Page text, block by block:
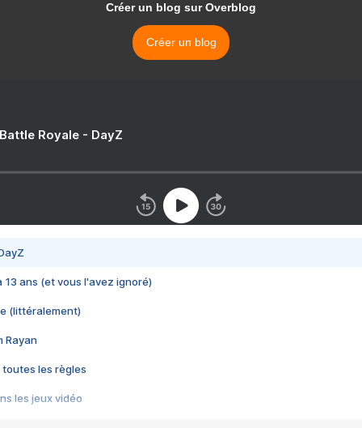
Créer un blog sur Overblog
Créer un blog
Royale - DayZ
13 ans (et vous l'avez ignoré)
(littéralement)
Rayan
toutes les règles
les jeux vidéo